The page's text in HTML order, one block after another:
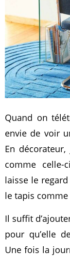
Quand on
envie de voir
En
comme
laisse le
le tapis
Il suffit
pour qu’elle
Une fois la